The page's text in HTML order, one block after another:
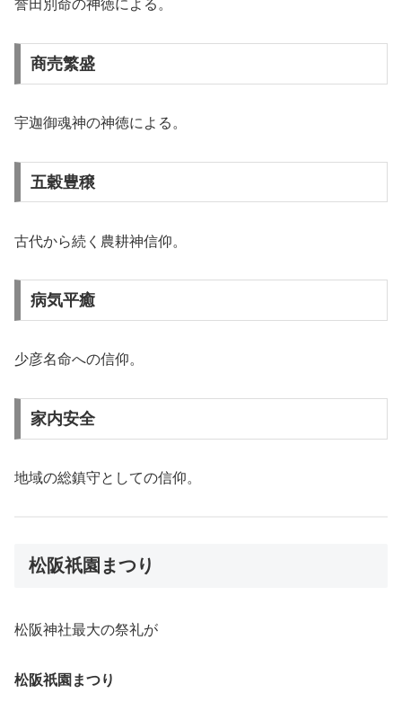
誉田別命の神徳による。
商売繁盛
宇迦御魂神の神徳による。
五穀豊穣
古代から続く農耕神信仰。
病気平癒
少彦名命への信仰。
家内安全
地域の総鎮守としての信仰。
松阪祇園まつり
松阪神社最大の祭礼が
松阪祇園まつり